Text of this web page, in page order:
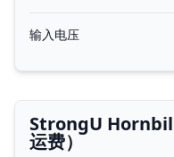
输入电压
StrongU
运费）